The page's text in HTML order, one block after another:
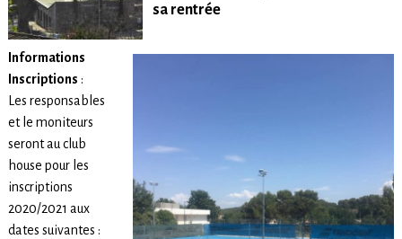
sa rentrée
Informations
Inscriptions :
Les responsables
et le moniteurs
seront au club
house pour les
inscriptions
2020/2021 aux
dates suivantes :